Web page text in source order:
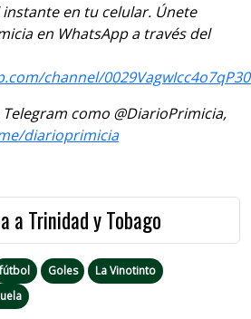
en tu celular. Únete
en WhatsApp a través del
channel/
como @DiarioPrimicia,
diarioprimicia
a Trinidad y Tobago
Goles
La Vinotinto